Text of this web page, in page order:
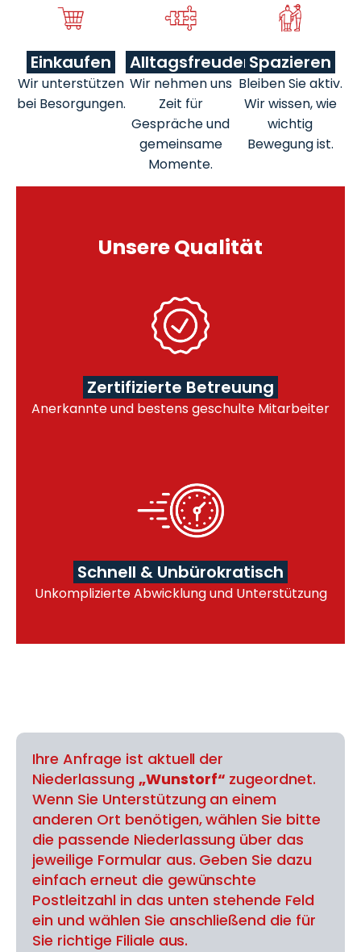
Einkaufen
Wir unterstützen
bei Besorgungen.
Alltagsfreuden
Wir nehmen uns
Zeit für
Gespräche und
gemeinsame
Momente.
Spazieren
Bleiben Sie aktiv.
Wir wissen, wie
wichtig
Bewegung ist.
Unsere Qualität
Zertifizierte Betreuung
Anerkannte und bestens geschulte Mitarbeiter
Schnell & Unbürokratisch
Unkomplizierte Abwicklung und Unterstützung
Ihre Anfrage ist aktuell der
Niederlassung „Wunstorf“ zugeordnet.
Wenn Sie Unterstützung an einem
anderen Ort benötigen, wählen Sie bitte
die passende Niederlassung über das
jeweilige Formular aus. Geben Sie dazu
einfach erneut die gewünschte
Postleitzahl in das unten stehende Feld
ein und wählen Sie anschließend die für
Sie richtige Filiale aus.